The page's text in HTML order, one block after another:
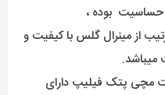
بوده ،
از مینرال گلس با کیفیت و
میباشد.
مچی پتک فیلیپ دارای